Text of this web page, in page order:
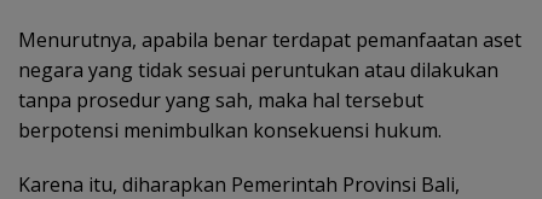
Menurutnya, apabila benar terdapat pemanfaatan aset
negara yang tidak sesuai peruntukan atau dilakukan
tanpa prosedur yang sah, maka hal tersebut
berpotensi menimbulkan konsekuensi hukum.
Karena itu, diharapkan Pemerintah Provinsi Bali,